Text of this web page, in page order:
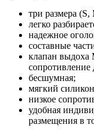
три размера (S,
легко
надежное
составные
клапан выдоха
бесшумная;
мягкий
низкое
удобная
размещения в